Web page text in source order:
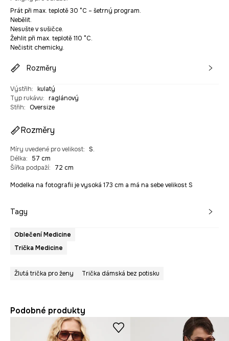
Prát při max. teplotě 30 °C – šetrný program.
Nebělit.
Nesušte v sušičce.
Žehlit při max. teplotě 110 °C.
Nečistit chemicky.
Rozměry
Výstřih: kulatý
Typ rukávu: raglánový
Střih: Oversize
Rozměry
Míry uvedené pro velikost: S.
Délka:
57 cm
Šířka podpaží: 72 cm
Modelka na fotografii je vysoká 173 cm a má na sebe velikost S
Tagy
Oblečení Medicine
Trička Medicine
Žlutá trička pro ženy Trička dámská bez potisku
Podobné produkty